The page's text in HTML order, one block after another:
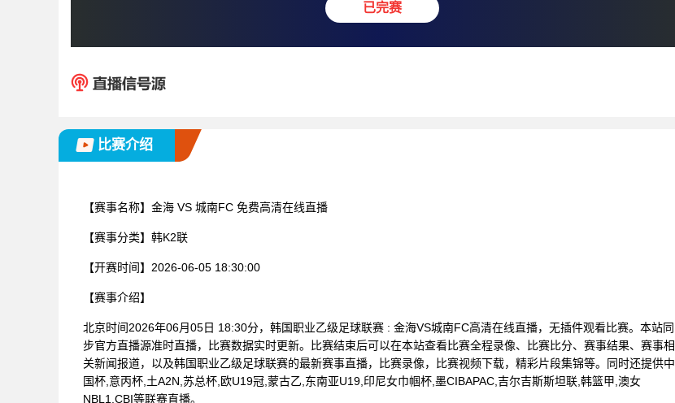
已完赛
比赛介绍
【赛事名称】 金海 VS 城南FC 免费高清在线直播
【赛事分类】 韩K2联
【开赛时间】 2026-06-05 18:30:00
【赛事介绍】
北京时间2026年06月05日 18:30分，韩国职业乙级足球联赛 : 金海VS城南FC高清在线直播，无插件观看比赛。本站同
步官方直播源准时直播，比赛数据实时更新。比赛结束后可以在本站查看比赛全程录像、比赛比分、赛事结果、赛事相
关新闻报道，以及韩国职业乙级足球联赛的最新赛事直播，比赛录像，比赛视频下载，精彩片段集锦等。同时还提供中
国杯,意丙杯,土A2N,苏总杯,欧U19冠,蒙古乙,东南亚U19,印尼女巾帼杯,墨CIBAPAC,吉尔吉斯斯坦联,韩篮甲,澳女
NBL1,CBI等联赛直播。